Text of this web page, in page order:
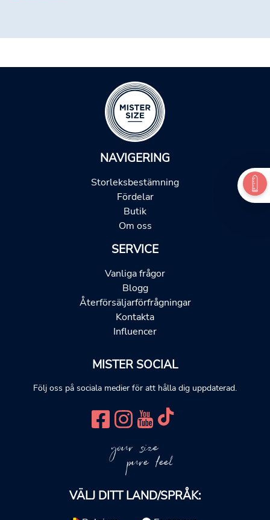
NAVIGERING
Storleksbestämning
Fördelar
Butik
Om oss
SERVICE
Vanliga frågor
Blogg
Återförsäljarförfrågningar
Kontakta
Influencer
MISTER SOCIAL
Följ oss på sociala medier för att hålla dig uppdaterad.
your size
pure feel
VÄLJ DITT LAND/SPRÅK: